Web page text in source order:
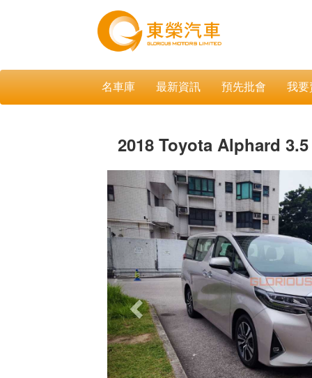
名車庫 最新資訊 預先批會 我要
2018 Toyota Alphard 3.5
Previous